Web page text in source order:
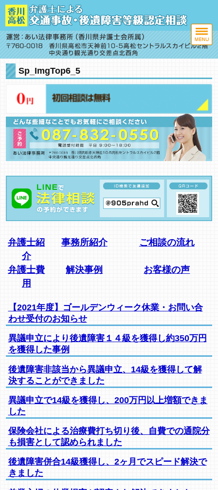
Sp_ImgTop6_5
弁護士紹
介
事務所紹介 ご相談の流れ
弁護士費
用
解決事例 お客様の声
【2021年度】ゴールデンウィーク休業・お問い合
わせ受付のお知らせ
異議申立により後遺障害１４級を獲得し約350万円
を獲得した事例
後遺障害非該当から異議申立、14級を獲得して解
決することができました
異議申立で14級を獲得し、200万円以上増額できま
した
保険会社による治療費打ち切り後、自費での通院分
も損害として認められました
後遺障害併合14級獲得し、2ヶ月でスピード解決で
きました